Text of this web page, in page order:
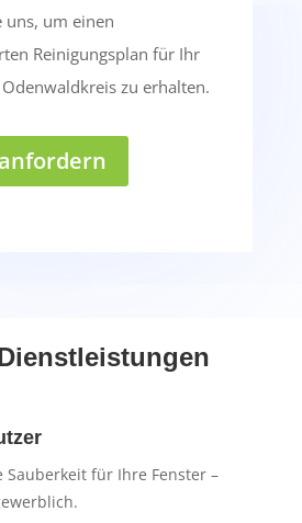
uns, um einen
Reinigungsplan für Ihr
zu erhalten.
Sauberkeit für Ihre Fenster –